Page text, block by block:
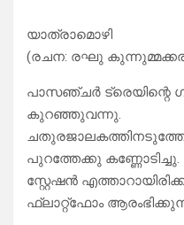
യാത്രാമൊഴി
(രചന: രഘു
പാസഞ്ചർ ട്രെയിന്റെ
കുറഞ്ഞുവന്നു.
ചതുരജാലകത്തിനടുത്തേ
പുറത്തേക്കു കണ്ണോടിച്ചു.
സ്റ്റേഷൻ
ഫ്ലാറ്റ്ഫോം